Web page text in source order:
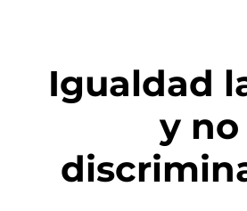
Igualdad
y no